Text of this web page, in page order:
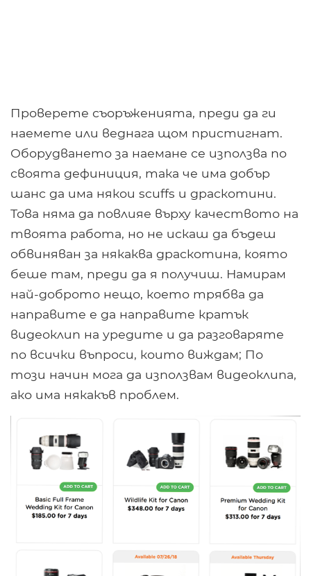
Проверете съоръженията, преди да ги
наемете или веднага щом пристигнат.
Оборудването за наемане се използва по
своята дефиниция, така че има добър
шанс да има някои scuffs и драскотини.
Това няма да повлияе върху качеството на
твоята работа, но не искаш да бъдеш
обвиняван за някаква драскотина, която
беше там, преди да я получиш. Намирам
най-доброто нещо, което трябва да
направите е да направите кратък
видеоклип на уредите и да разговаряте
по всички въпроси, които виждам; По
този начин мога да използвам видеоклипа,
ако има някакъв проблем.